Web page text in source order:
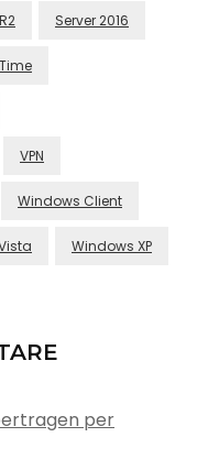
Server 2016
VPN
Windows Client
Windows XP
per